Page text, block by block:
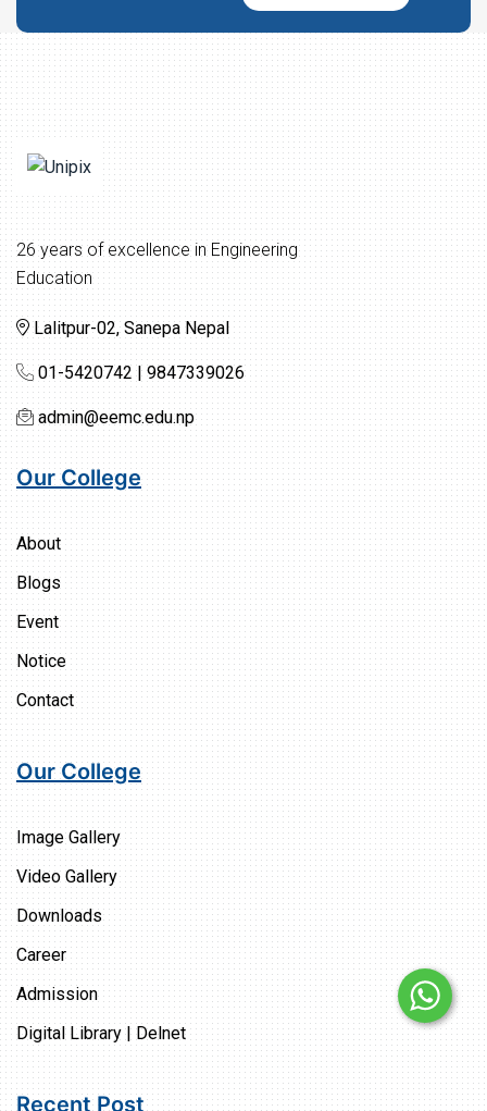
26 years of excellence in Engineering
Education
Lalitpur-02, Sanepa Nepal
01-5420742 | 9847339026
admin@eemc.edu.np
Our College
About
Blogs
Event
Notice
Contact
Our College
Image Gallery
Video Gallery
Downloads
Career
Admission
Digital Library | Delnet
Recent Post